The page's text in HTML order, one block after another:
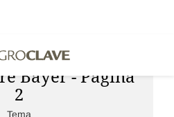
Bayer - Página
2
Tema